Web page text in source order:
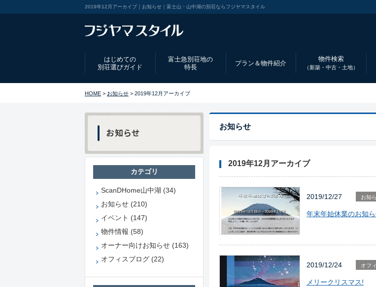
2019年12月アーカイブ｜お知らせ｜富士山・山中湖の別荘ならフジヤマスタイル
はじめての
別荘選びガイド
富士急別荘地の
特長
プラン＆物件紹介
物件検索
（新築・中古・土地）
HOME > お知らせ > 2019年12月アーカイブ
お知らせ
2019年12月アーカイブ
2019/12/27 お知
年末年始休業のお知
2019/12/24 オフ
メリークリスマス!
カテゴリ
ScanDHome山中湖 (34)
お知らせ (210)
イベント (147)
物件情報 (58)
オーナー向けお知らせ (163)
オフィスブログ (22)